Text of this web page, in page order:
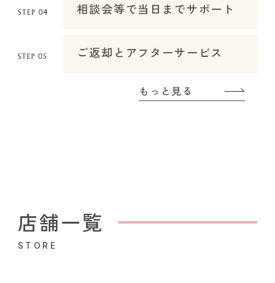
相談会等で当日までサポート
ご返却とアフターサービス
もっと見る
店舗一覧
STORE